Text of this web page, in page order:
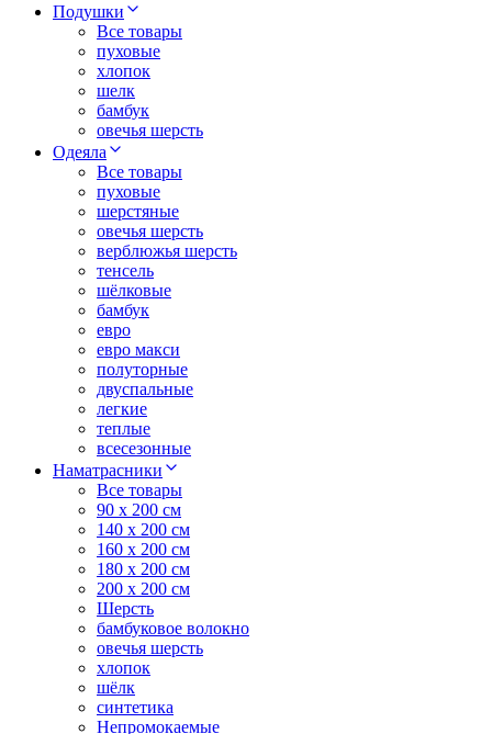
Подушки
Все товары
пуховые
хлопок
шелк
бамбук
овечья шерсть
Одеяла
Все товары
пуховые
шерстяные
овечья шерсть
верблюжья шерсть
тенсель
шёлковые
бамбук
евро
евро макси
полуторные
двуспальные
легкие
теплые
всесезонные
Наматрасники
Все товары
90 x 200 см
140 x 200 см
160 x 200 см
180 x 200 см
200 x 200 см
Шерсть
бамбуковое волокно
овечья шерсть
хлопок
шёлк
синтетика
Непромокаемые